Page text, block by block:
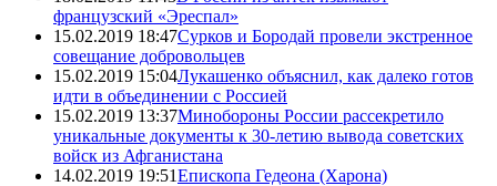
французский «Эреспал»
15.02.2019 18:47Сурков и Бородай провели экстренное
совещание добровольцев
15.02.2019 15:04Лукашенко объяснил, как далеко готов
идти в объединении с Россией
15.02.2019 13:37Минобороны России рассекретило
уникальные документы к 30-летию вывода советских
войск из Афганистана
14.02.2019 19:51Епископа Гедеона (Харона)